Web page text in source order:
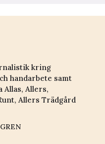
kring
handarbete samt
Allers,
Allers Trädgård